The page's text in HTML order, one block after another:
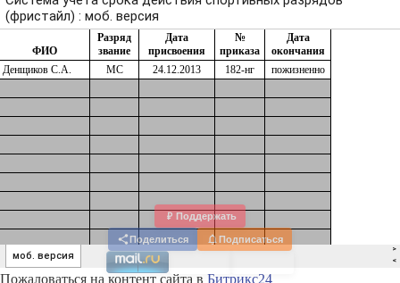
₽ Поддержать
Поделиться Подписаться
Пожаловаться на контент cайта в Битрикс24